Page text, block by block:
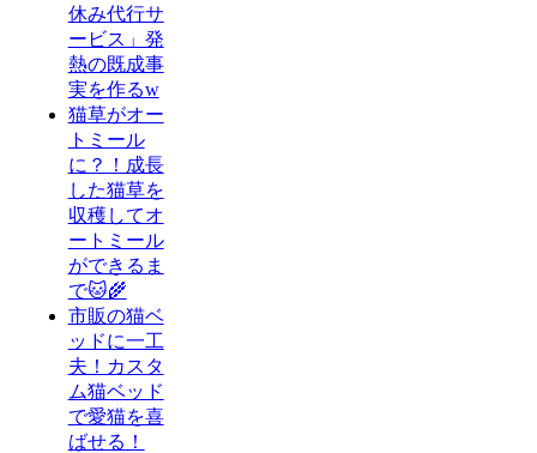
休み代行サ
ービス」発
熱の既成事
実を作るw
猫草がオー
トミール
に？！成長
した猫草を
収穫してオ
ートミール
ができるま
で🐱🌾
市販の猫ベ
ッドに一工
夫！カスタ
ム猫ベッド
で愛猫を喜
ばせる！